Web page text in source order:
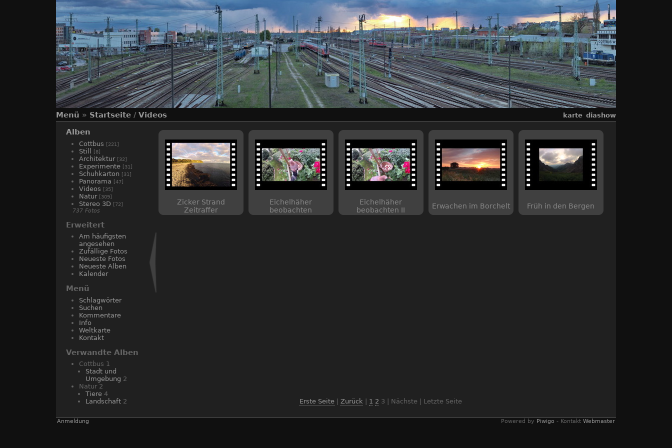
Menü » Startseite / Videos karte diashow
Alben
Cottbus [221]
Still [8]
Architektur [32]
Experimente [31]
Schuhkarton [31]
Panorama [47]
Videos [35]
Natur [309]
Stereo 3D [72]
737 Fotos
Erweitert
Am häufigsten
angesehen
Zufällige Fotos
Neueste Fotos
Neueste Alben
Kalender
Menü
Schlagwörter
Suchen
Kommentare
Info
Weltkarte
Kontakt
Verwandte Alben
Cottbus 1
Stadt und
Umgebung 2
Natur 2
Tiere 4
Landschaft 2
Zicker Strand
Zeitraffer
Eichelhäher
beobachten
Eichelhäher
beobachten II
Erwachen im Borchelt Früh in den Bergen
Erste Seite Zurück 1 2 3 | Nächste | Letzte Seite
Anmeldung Powered by Piwigo - Kontakt Webmaster